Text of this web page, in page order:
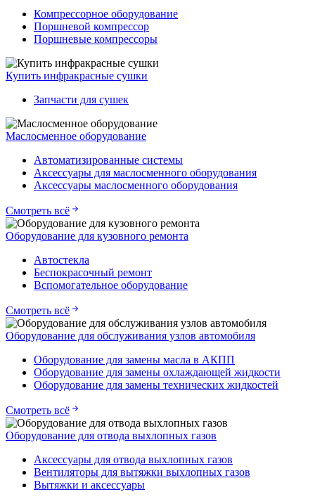
Компрессорное оборудование
Поршневой компрессор
Поршневые компрессоры
Купить инфракрасные сушки
Запчасти для сушек
Маслосменное оборудование
Автоматизированные системы
Аксессуары для маслосменного оборудования
Аксессуары маслосменного оборудования
Смотреть всё
Оборудование для кузовного ремонта
Автостекла
Беспокрасочный ремонт
Вспомогательное оборудование
Смотреть всё
Оборудование для обслуживания узлов автомобиля
Оборудование для замены масла в АКПП
Оборудование для замены охлаждающей жидкости
Оборудование для замены технических жидкостей
Смотреть всё
Оборудование для отвода выхлопных газов
Аксессуары для отвода выхлопных газов
Вентиляторы для вытяжки выхлопных газов
Вытяжки и аксессуары